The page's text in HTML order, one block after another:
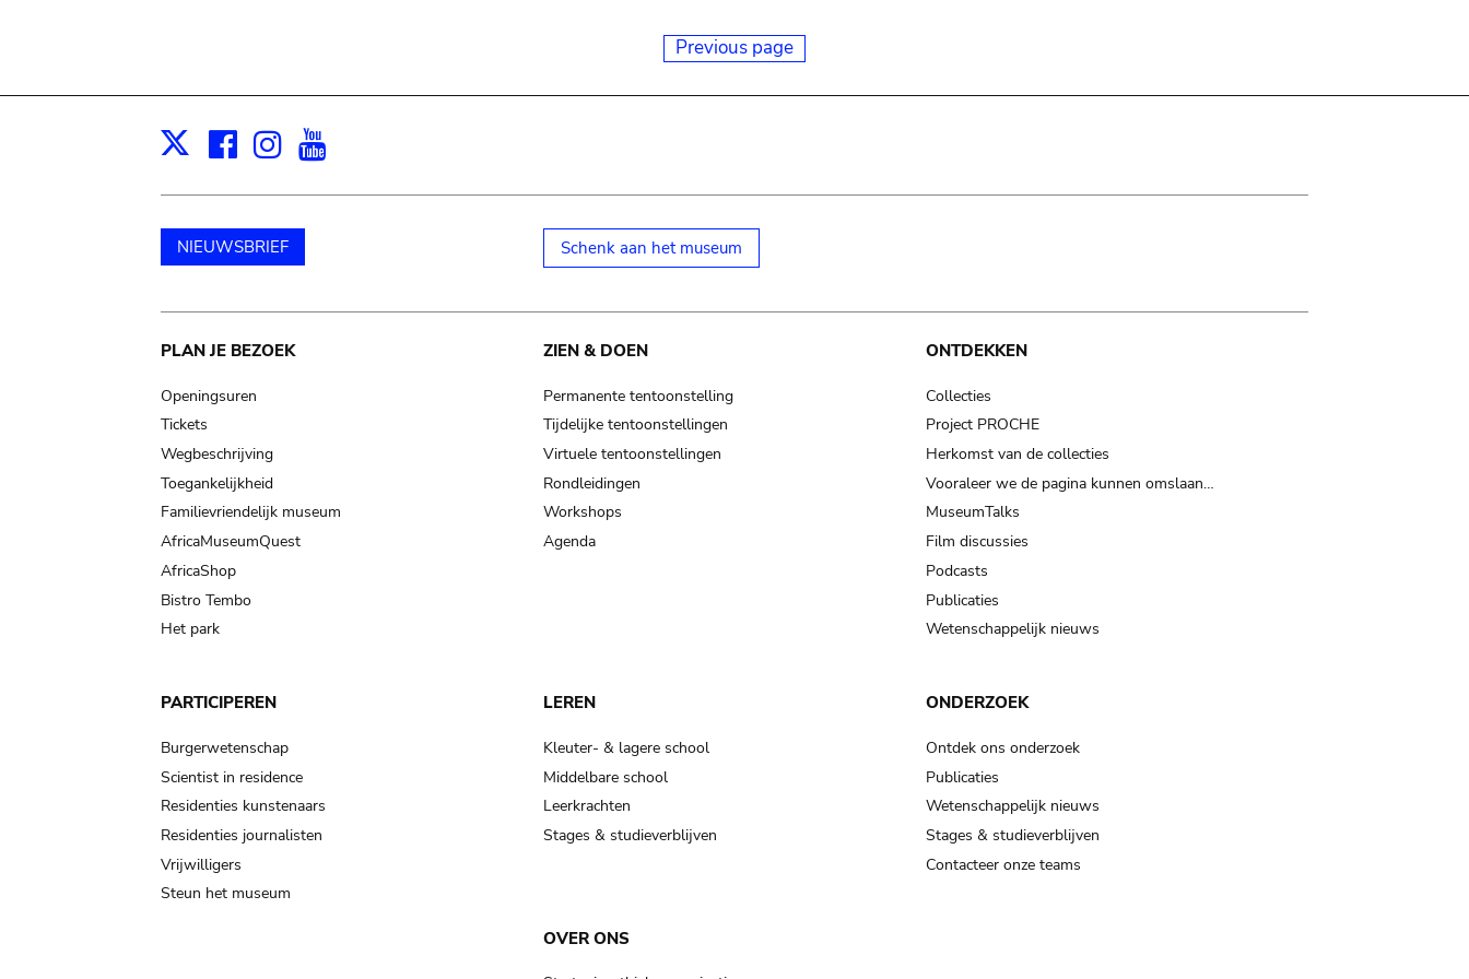
Previous page
X Facebook
Instagram
NIEUWSBRIEF Schenk aan het museum
Main
navigation
PLAN JE BEZOEK
Openingsuren
Tickets
Wegbeschrijving
Toegankelijkheid
Familievriendelijk museum
AfricaMuseumQuest
AfricaShop
Bistro Tembo
Het park
ZIEN & DOEN
Permanente tentoonstelling
Tijdelijke tentoonstellingen
Virtuele tentoonstellingen
Rondleidingen
Workshops
Agenda
ONTDEKKEN
Collecties
Project PROCHE
Herkomst van de collecties
Vooraleer we de pagina kunnen omslaan…
MuseumTalks
Film discussies
Podcasts
Publicaties
Wetenschappelijk nieuws
PARTICIPEREN
Burgerwetenschap
Scientist in residence
Residenties kunstenaars
Residenties journalisten
Vrijwilligers
Steun het museum
LEREN
Kleuter- & lagere school
Middelbare school
Leerkrachten
Stages & studieverblijven
ONDERZOEK
Ontdek ons onderzoek
Publicaties
Wetenschappelijk nieuws
Stages & studieverblijven
Contacteer onze teams
OVER ONS